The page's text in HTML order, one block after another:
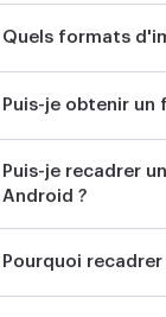
Quels formats
Puis-je obtenir un
Puis-je recadrer
Android ?
Pourquoi